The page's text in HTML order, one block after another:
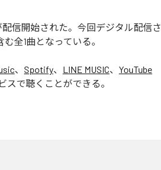
が配信開始された。今回デジタル配信さ
む全1曲となっている。
、 Spotify、 LINE MUSIC、 YouTube
スで聴くことができる。